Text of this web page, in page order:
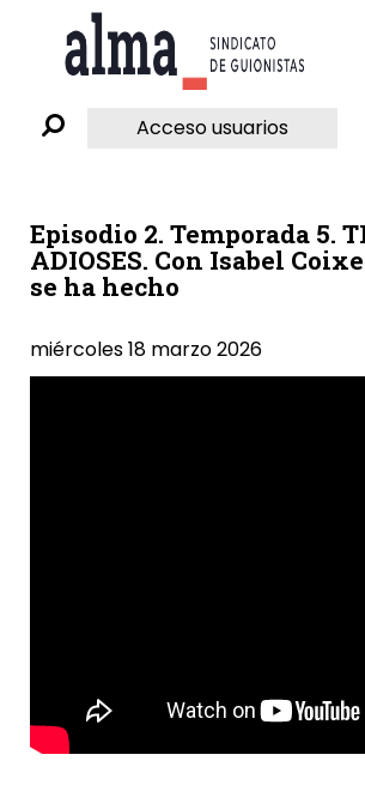
Acceso usuarios
Episodio 2. Temporada 5.
ADIOSES. Con Isabel
se ha hecho
miércoles 18 marzo 2026